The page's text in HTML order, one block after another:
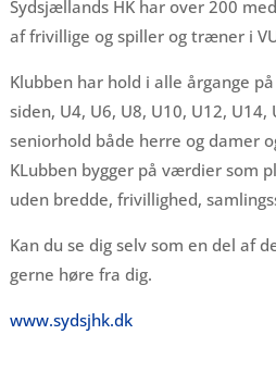
Sydsjællands HK har over 200
af frivillige og spiller og træner i
Klubben har hold i alle årgange
siden, U4, U6, U8, U10, U12, U14,
seniorhold både herre og damer
KLubben bygger på værdier som
uden bredde, frivillighed,
Kan du se dig selv som en del af
gerne høre fra dig.
www.sydsjhk.dk